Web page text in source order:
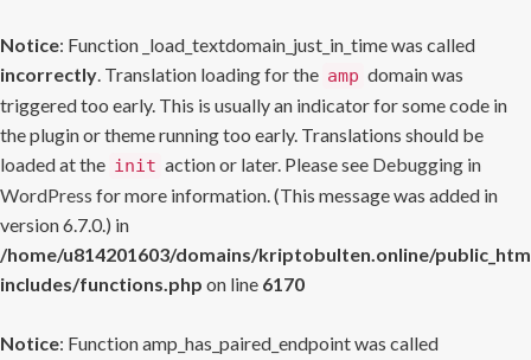
Notice: Function _load_textdomain_just_in_time was called
incorrectly. Translation loading for the amp domain was
triggered too early. This is usually an indicator for some code in
the plugin or theme running too early. Translations should be
loaded at the init action or later. Please see Debugging in
WordPress for more information. (This message was added in
version 6.7.0.) in
/home/u814201603/domains/kriptobulten.online/
includes/functions.php on line 6170
Notice: Function amp_has_paired_endpoint was called